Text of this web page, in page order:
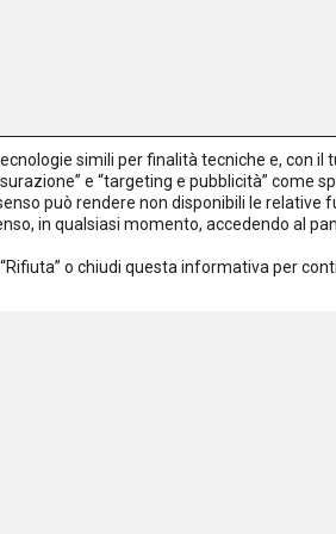
simili per finalità tecniche e, con il
e “targeting e pubblicità” come
può rendere non disponibili le relative
in qualsiasi momento, accedendo al
o chiudi questa informativa per